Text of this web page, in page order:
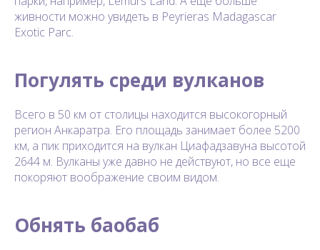
живности можно увидеть в Peyrieras Madagascar
Exotic Parc.
Погулять среди вулканов
Всего в 50 км от столицы находится высокогорный
регион Анкаратра. Его площадь занимает более 5200
км, а пик приходится на вулкан Циафадзавуна высотой
2644 м. Вулканы уже давно не действуют, но все еще
покоряют воображение своим видом.
Обнять баобаб